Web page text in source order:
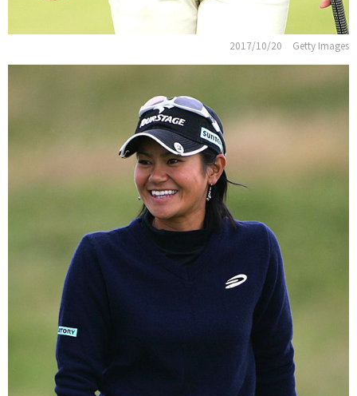
2017/10/20 Getty Images